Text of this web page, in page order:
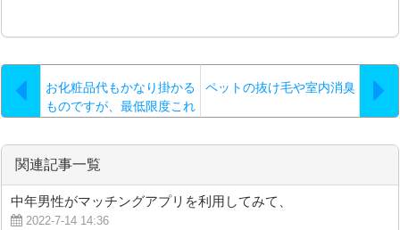
お化粧品代もかなり掛かる
ものですが、最低限度これ
が保たれないと思うので
ペットの抜け毛や室内消臭
関連記事一覧
中年男性がマッチングアプリを利用してみて、
2022-7-14 14:36